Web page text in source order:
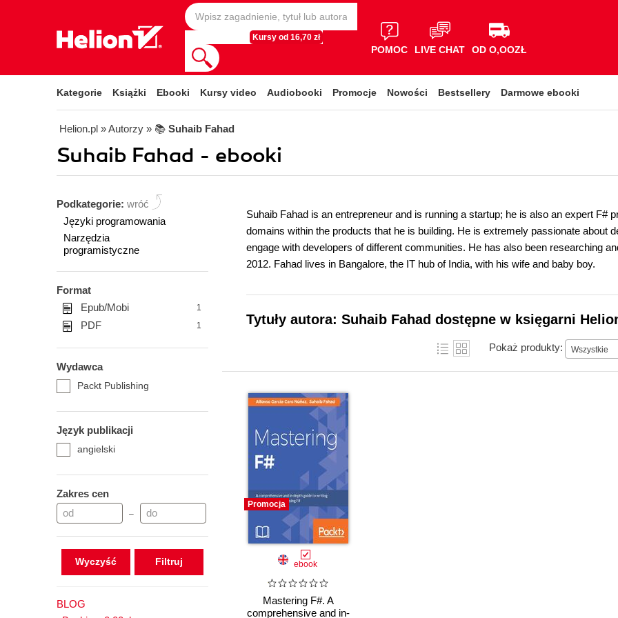
Kursy od 16,70 zł
POMOC LIVE CHAT OD O,OOZŁ
Kategorie Książki Ebooki Kursy video Audiobooki Promocje Nowości Bestsellery Darmowe ebooki
Helion.pl » Autorzy » 📚 Suhaib Fahad
Suhaib Fahad - ebooki
Podkategorie: wróć
Języki programowania
Narzędzia
programistyczne
Format
Epub/Mobi
1
PDF 1
Wydawca
Packt Publishing
Język publikacji
angielski
Zakres cen
–
Wyczyść
BLOG
Suhaib Fahad is an entrepreneur and is running a startup; he is also an expert F#
domains within the products that he is building. He is extremely passionate about
engage with developers of different communities. He has also been researching
2012. Fahad lives in Bangalore, the IT hub of India, with his wife and baby boy.
Tytuły autora: Suhaib Fahad dostępne w księgarni
Pokaż produkty: Wszystkie
Promocja
ebook
Mastering F#. A
comprehensive and in-